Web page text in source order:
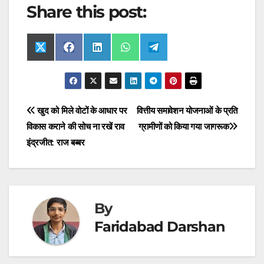
Share this post:
Share
on
X
(
t
e
r
)
Share
on
F
a
e
b
o
k
Share
on
L
i
n
e
I
n
Share
on
W
h
t
s
Share
on
T
e
l
g
a
m
Post
navigation
वित्तीय समावेशन योजनाओं के प्रति
ग्रामीणों को किया गया जागरूक
खुद को मिले वोटों के आधार पर
विकास कराने की सोच ना रखें राव
इंद्रजीत: राज बब्बर
By
Faridabad Darshan